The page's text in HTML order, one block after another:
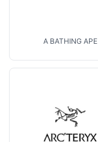
A BATHING APE